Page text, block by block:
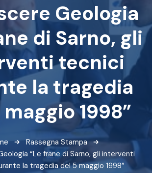
Geologia
di Sarno, gli
tecnici
la tragedia
1998”
Rassegna Stampa
“Le frane di Sarno, gli interventi
la tragedia del 5 maggio 1998”